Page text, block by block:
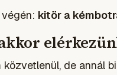
végén: kitör a
közvetlenül, de annál